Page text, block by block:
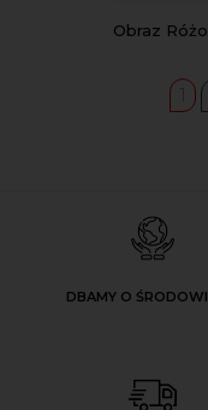
Obraz
1
DBAMY O